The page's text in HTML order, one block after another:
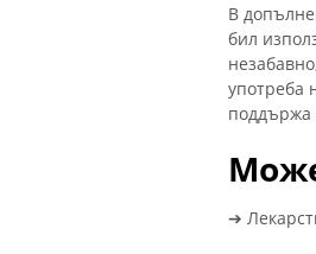
В
бил
употреба
поддържа
➔